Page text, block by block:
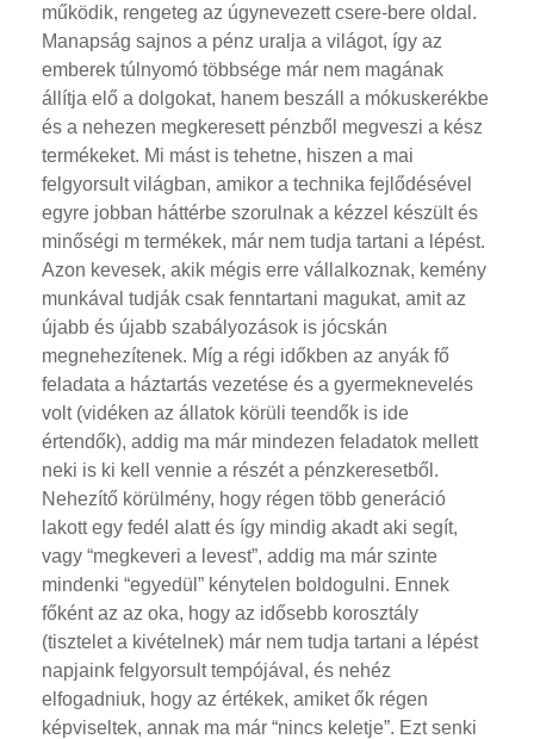
működik, rengeteg az úgynevezett csere-bere oldal.
Manapság sajnos a pénz uralja a világot, így az
emberek túlnyomó többsége már nem magának
állítja elő a dolgokat, hanem beszáll a mókuskerékbe
és a nehezen megkeresett pénzből megveszi a kész
termékeket. Mi mást is tehetne, hiszen a mai
felgyorsult világban, amikor a technika fejlődésével
egyre jobban háttérbe szorulnak a kézzel készült és
minőségi m termékek, már nem tudja tartani a lépést.
Azon kevesek, akik mégis erre vállalkoznak, kemény
munkával tudják csak fenntartani magukat, amit az
újabb és újabb szabályozások is jócskán
megnehezítenek. Míg a régi időkben az anyák fő
feladata a háztartás vezetése és a gyermeknevelés
volt (vidéken az állatok körüli teendők is ide
értendők), addig ma már mindezen feladatok mellett
neki is ki kell vennie a részét a pénzkeresetből.
Nehezítő körülmény, hogy régen több generáció
lakott egy fedél alatt és így mindig akadt aki segít,
vagy “megkeveri a levest”, addig ma már szinte
mindenki “egyedül” kénytelen boldogulni. Ennek
főként az az oka, hogy az idősebb korosztály
(tisztelet a kivételnek) már nem tudja tartani a lépést
napjaink felgyorsult tempójával, és nehéz
elfogadniuk, hogy az értékek, amiket ők régen
képviseltek, annak ma már “nincs keletje”. Ezt senki